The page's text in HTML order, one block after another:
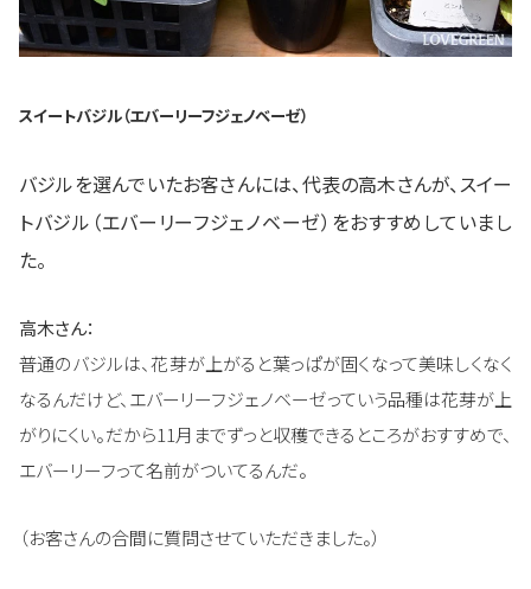
スイートバジル（エバーリーフジェノベーゼ）
バジルを選んでいたお客さんには、代表の高木さんが、スイー
トバジル（エバーリーフジェノベーゼ）をおすすめしていまし
た。
高木さん：
普通のバジルは、花芽が上がると葉っぱが固くなって美味しくなく
なるんだけど、エバーリーフジェノベーゼっていう品種は花芽が上
がりにくい。だから11月までずっと収穫できるところがおすすめで、
エバーリーフって名前がついてるんだ。
（お客さんの合間に質問させていただきました。）